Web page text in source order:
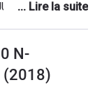
que j'ai
bonne reprise
moyenne, ...
qu'au
N-
(2018)